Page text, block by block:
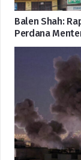
Balen Shah:
Perdana